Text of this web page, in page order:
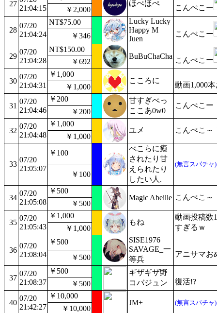
27
21:04:15
ほぺほぺ
こんぺこー
￥2,000
28
07/20
21:04:24
NT$75.00
Lucky Lucky
Happy M
Juen
こんぺこー
￥346
29
07/20
21:04:28
NT$150.00
BuBuChaCha こんぺこー
￥692
30
07/20
21:04:31
￥1,000
こころに
動画1,000
￥1,000
31
07/20
21:04:46
￥200
甘すぎぺっ
ここあ0w0
こんぺこー
￥200
32
07/20
21:04:48
￥1,000
ユメ こんぺこ～
￥1,000
33
07/20
21:05:07
￥100
ぺこらに癒
されたり甘
えられたり
したい人.
(無言スパチャ)
￥100
34
07/20
21:05:08
￥500
Magic Abeille こんぺこ～
￥500
35
07/20
21:05:43
￥1,000
もね
動画投稿数
すぎるｗ
￥1,000
36
07/20
21:08:04
￥500
SISE1976
SAVAGE_一
等兵
アニサマお
￥500
37
07/20
21:08:37
￥500
ギザギザ野
コバジュン
復活!?
￥500
40
07/20
21:42:27
￥10,000
JM+
(無言スパチャ)
￥10,000